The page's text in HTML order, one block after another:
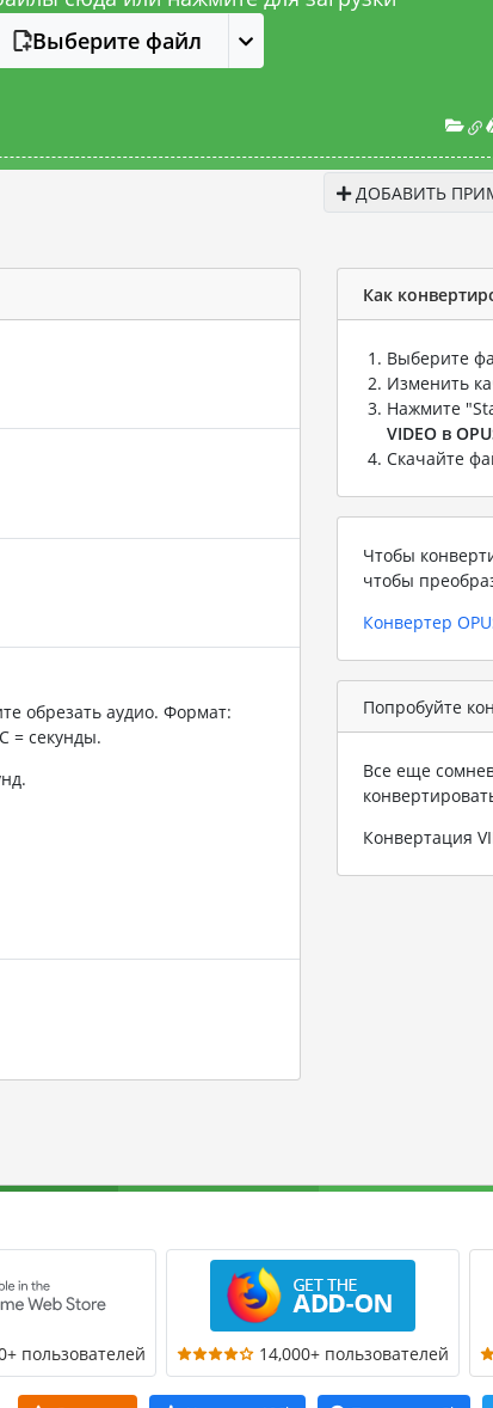
Выберите файл
ДОБАВИТЬ
обрезать аудио. Формат:
секунды.
Как
Выберите
Изменить
Нажмите
VIDEO в
Скачайте
Чтобы
чтобы
Конвертер
Попробуйте
Все еще
Конвертация
пользователей 14,000+ пользователей